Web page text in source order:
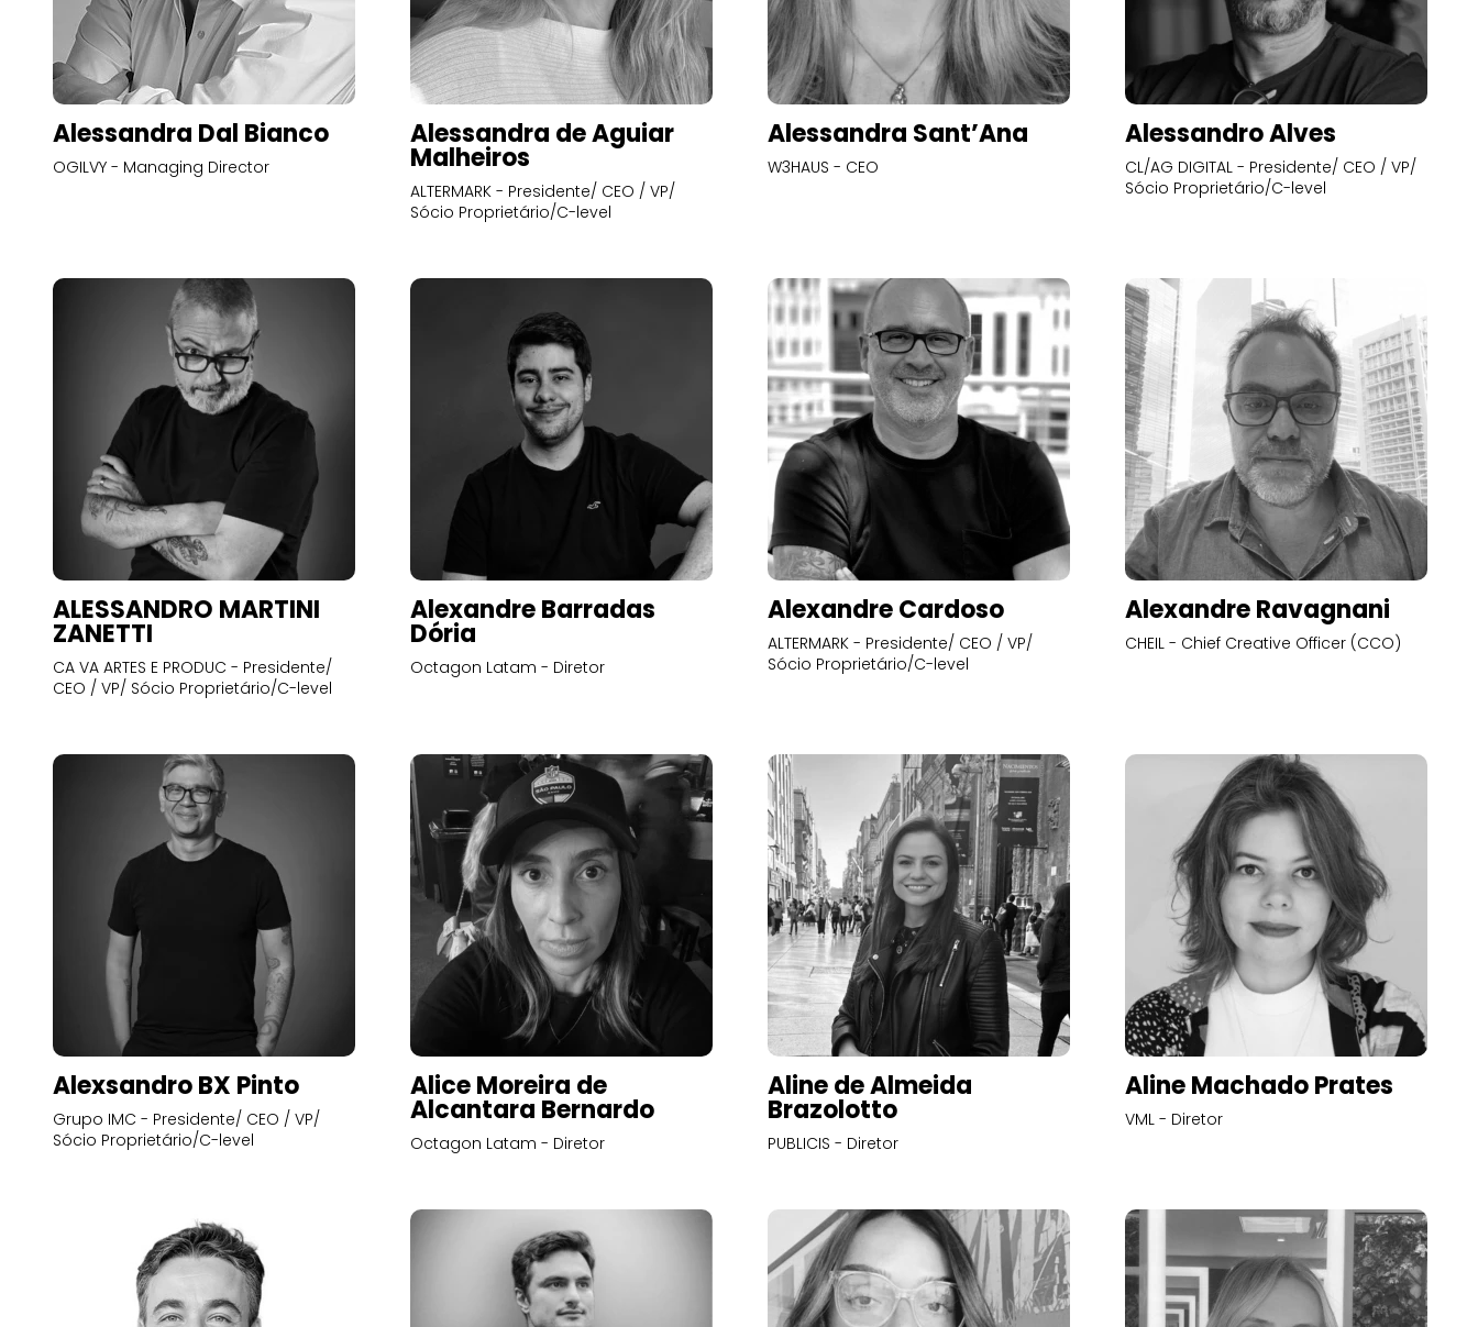
Alessandra Dal Bianco
OGILVY - Managing Director
Alessandra de Aguiar
Malheiros
ALTERMARK - Presidente/ CEO / VP/
Sócio Proprietário/C-level
Alessandra Sant’Ana
W3HAUS - CEO
Alessandro Alves
CL/AG DIGITAL - Presidente/ CEO / VP/
Sócio Proprietário/C-level
ALESSANDRO MARTINI
ZANETTI
CA VA ARTES E PRODUC - Presidente/
CEO / VP/ Sócio Proprietário/C-level
Alexandre Barradas
Dória
Octagon Latam - Diretor
Alexandre Cardoso
ALTERMARK - Presidente/ CEO / VP/
Sócio Proprietário/C-level
Alexandre Ravagnani
CHEIL - Chief Creative Officer (CCO)
Alexsandro BX Pinto
Grupo IMC - Presidente/ CEO / VP/
Sócio Proprietário/C-level
Alice Moreira de
Alcantara Bernardo
Octagon Latam - Diretor
Aline de Almeida
Brazolotto
PUBLICIS - Diretor
Aline Machado Prates
VML - Diretor